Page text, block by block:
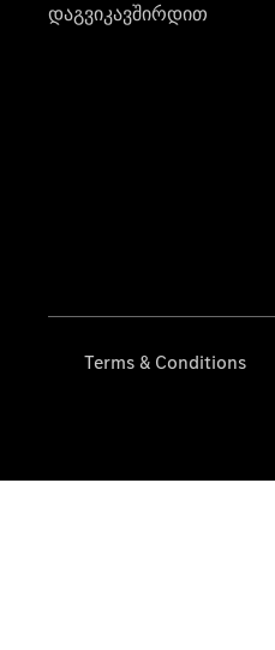
დაგვიკავშირდით
Terms & Conditions